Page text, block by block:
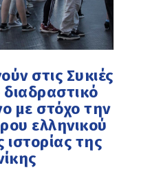
στις Συκιές
διαδραστικό
με στόχο την
ελληνικού
ιστορίας της